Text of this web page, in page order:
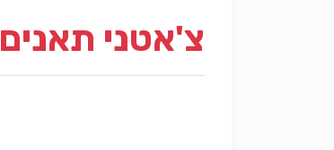
צ'אטני תאנים